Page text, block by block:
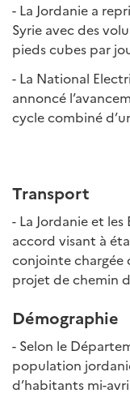
- La Jordanie a
Syrie avec des
pieds cubes par
- La National
annoncé
cycle combiné
Transport
- La Jordanie et
accord visant à
conjointe chargée
projet de chemin
Démographie
- Selon le
population
d’habitants mi-